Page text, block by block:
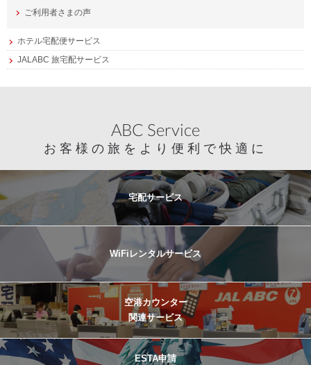
ご利用者さまの声
ホテル宅配便サービス
JALABC 旅宅配サービス
ABC Service
お客様の旅をより便利で快適に
宅配サービス
WiFiレンタルサービス
空港カウンター
関連サービス
ESTA申請